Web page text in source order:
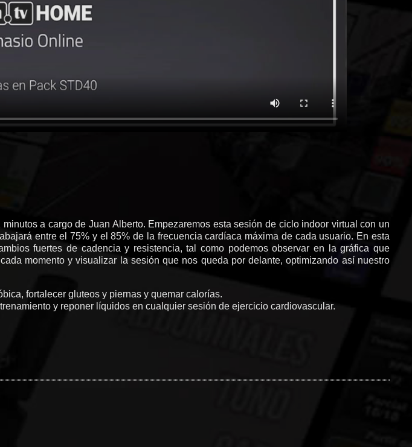
a cargo de Juan Alberto. Empezaremos esta sesión de ciclo indoor virtual con un
entre el 75% y el 85% de la frecuencia cardíaca máxima de cada usuario. En esta
fuertes de cadencia y resistencia, tal como podemos observar en la gráfica que
momento y visualizar la sesión que nos queda por delante, optimizando así nuestro
fortalecer gluteos y piernas y quemar calorías.
y reponer líquidos en cualquier sesión de ejercicio cardiovascular.